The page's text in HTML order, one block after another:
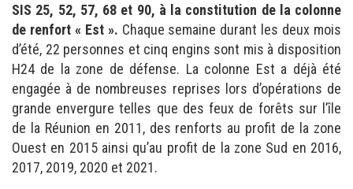
SIS 25, 52, 57, 68 et 90, à la constitution de la colonne
de renfort « Est ». Chaque semaine durant les deux mois
d’été, 22 personnes et cinq engins sont mis à disposition
H24 de la zone de défense. La colonne Est a déjà été
engagée à de nombreuses reprises lors d’opérations de
grande envergure telles que des feux de forêts sur l’île
de la Réunion en 2011, des renforts au profit de la zone
Ouest en 2015 ainsi qu’au profit de la zone Sud en 2016,
2017, 2019, 2020 et 2021.